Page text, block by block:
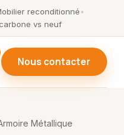
reconditionné•
vs neuf
Nous contacter
Métallique